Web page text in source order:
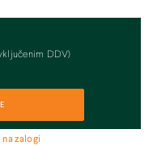
DDV)
na zalogi